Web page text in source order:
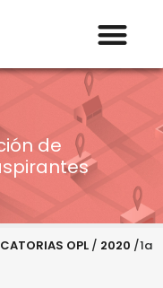
de
OPL / 2020 /1a